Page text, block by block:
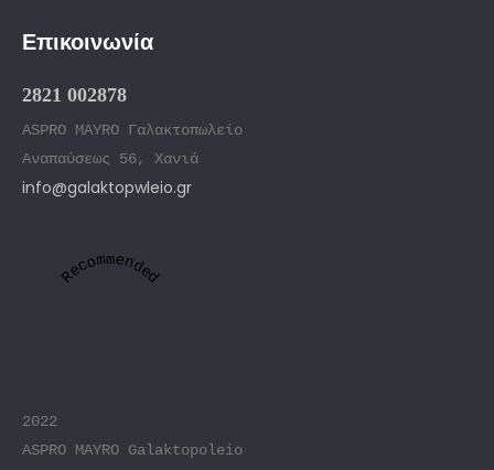
Επικοινωνία
2821 002878
ASPRO MAYRO Γαλακτοπωλείο
Αναπαύσεως 56, Χανιά
info@galaktopwleio.gr
Recommended
2022
ASPRO MAYRO Galaktopoleio